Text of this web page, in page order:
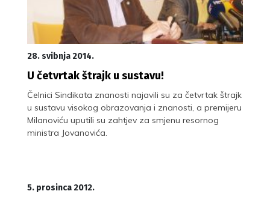
28. svibnja 2014.
U četvrtak štrajk u sustavu!
Čelnici Sindikata znanosti najavili su za četvrtak štrajk
u sustavu visokog obrazovanja i znanosti, a premijeru
Milanoviću uputili su zahtjev za smjenu resornog
ministra Jovanovića.
5. prosinca 2012.